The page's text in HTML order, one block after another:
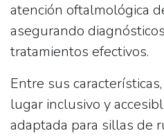
atención oftalmológica
asegurando
tratamientos efectivos.
Entre sus
lugar inclusivo y
adaptada para sillas de